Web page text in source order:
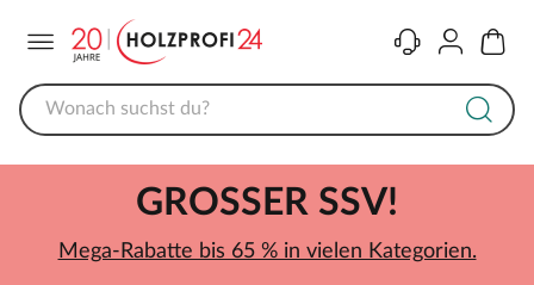
KontaktKonto
GROSSER SSV!
Mega-Rabatte bis 65 % in vielen Kategorien.